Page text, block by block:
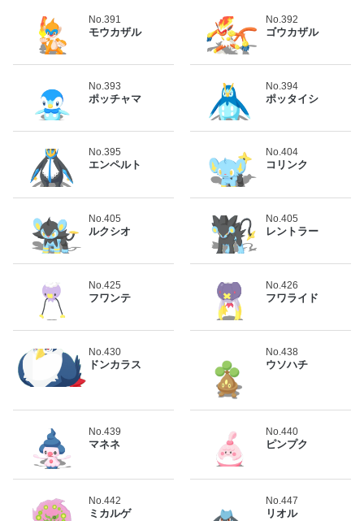
No.391
モウカザル
No.392
ゴウカザル
No.393
ポッチャマ
No.394
ポッタイシ
No.395
エンペルト
No.404
コリンク
No.405
ルクシオ
No.405
レントラー
No.425
フワンテ
No.426
フワライド
No.430
ドンカラス
No.438
ウソハチ
No.439
マネネ
No.440
ピンプク
No.442
ミカルゲ
No.447
リオル